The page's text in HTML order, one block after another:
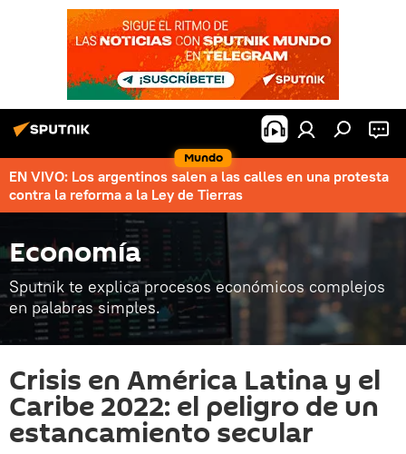
Mundo
EN VIVO: Los argentinos salen a las calles en una protesta
contra la reforma a la Ley de Tierras
Economía
Sputnik te explica procesos económicos complejos
en palabras simples.
Crisis en América Latina y el
Caribe 2022: el peligro de un
estancamiento secular